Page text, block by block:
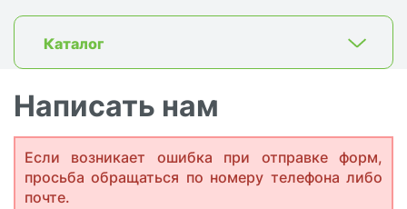
Каталог
Написать нам
Если возникает ошибка при отправке форм,
просьба обращаться по номеру телефона либо
почте.